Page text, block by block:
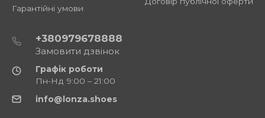
Гарантійні умови
+380979678888
Замовити дзвінок
Графік роботи
Пн-Нд 9:00 – 21:00
info@lonza.shoes